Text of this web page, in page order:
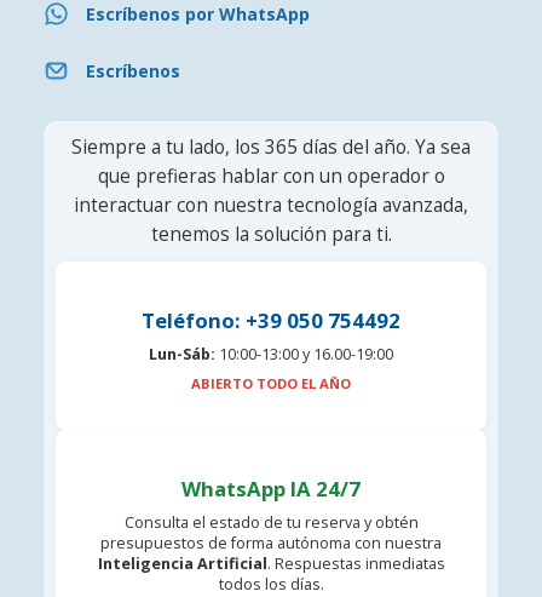
Escríbenos por WhatsApp
Escríbenos
Siempre a tu lado, los 365 días del año. Ya sea
que prefieras hablar con un operador o
interactuar con nuestra tecnología avanzada,
tenemos la solución para ti.
Teléfono: +39 050 754492
Lun-Sáb: 10:00-13:00 y 16.00-19:00
ABIERTO TODO EL AÑO
WhatsApp IA 24/7
Consulta el estado de tu reserva y obtén
presupuestos de forma autónoma con nuestra
Inteligencia Artificial. Respuestas inmediatas
todos los días.